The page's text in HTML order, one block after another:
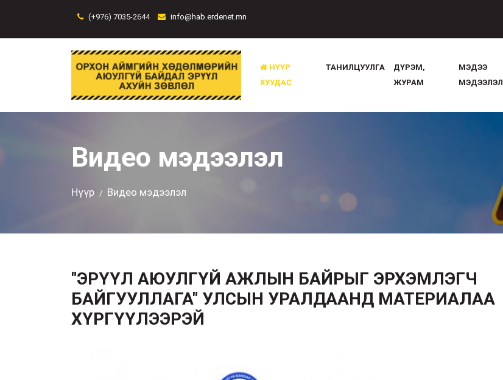
(+976) 7035-2644 info@hab.erdenet.mn
НҮҮР
ХУУДАС
ТАНИЛЦУУЛГА
ДҮРЭМ,
ЖУРАМ
МЭДЭЭ
МЭДЭЭЛЭЛ
Видео мэдээлэл
Нүүр Видео мэдээлэл
"ЭРҮҮЛ АЮУЛГҮЙ АЖЛЫН БАЙРЫГ ЭРХЭМЛЭГЧ
БАЙГУУЛЛАГА" УЛСЫН УРАЛДААНД МАТЕРИАЛАА
ХҮРГҮҮЛЭЭРЭЙ